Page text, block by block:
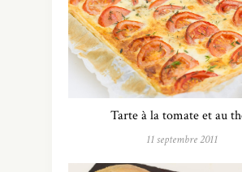
Tarte à la tomate et au
11 septembre 2011